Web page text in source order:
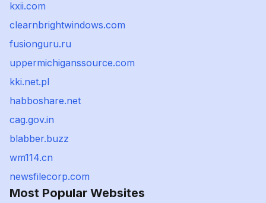
kxii.com
clearnbrightwindows.com
fusionguru.ru
uppermichiganssource.com
kki.net.pl
habboshare.net
cag.gov.in
blabber.buzz
wm114.cn
newsfilecorp.com
Most Popular Websites